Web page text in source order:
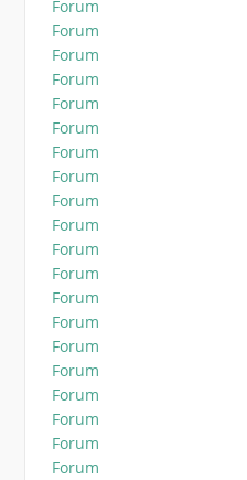
Forum
Forum
Forum
Forum
Forum
Forum
Forum
Forum
Forum
Forum
Forum
Forum
Forum
Forum
Forum
Forum
Forum
Forum
Forum
Forum